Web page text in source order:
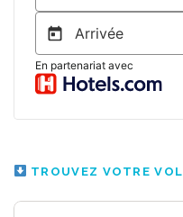
TROUVEZ VOTRE VOL